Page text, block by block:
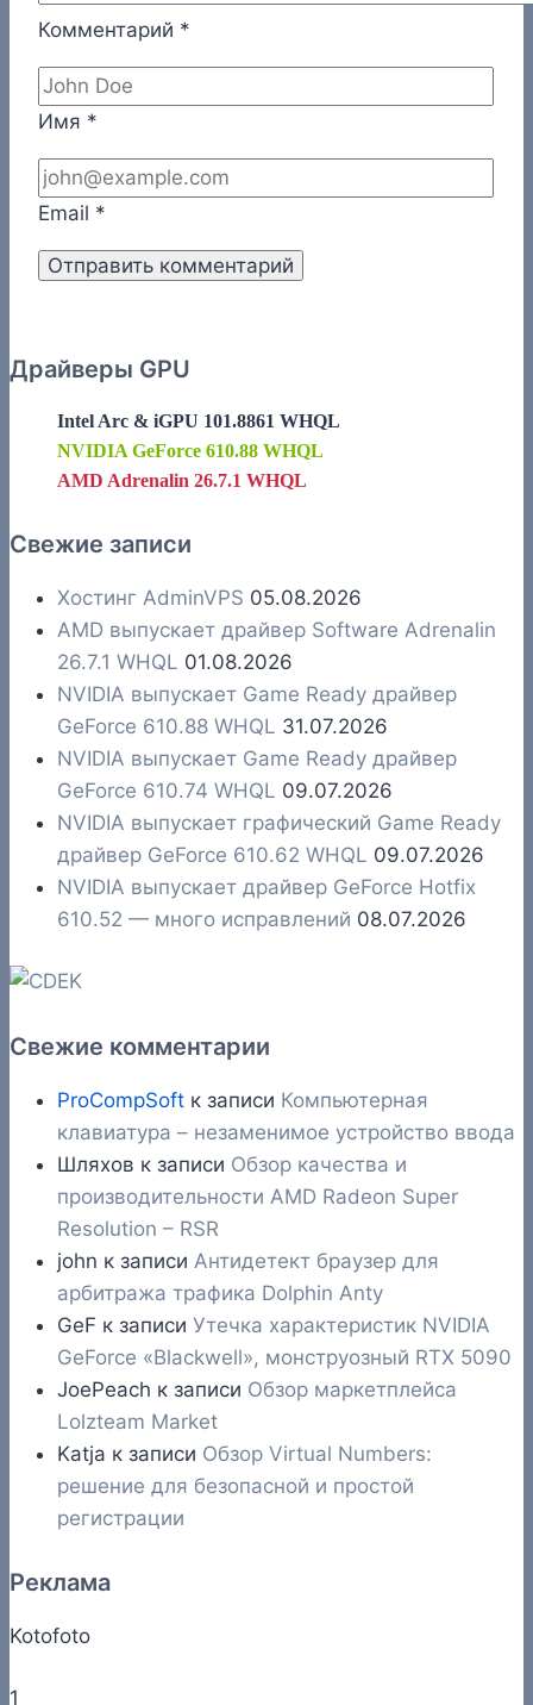
Комментарий *
Имя *
Email *
Драйверы GPU
Intel Arc & iGPU 101.8861 WHQL
NVIDIA GeForce 610.88 WHQL
AMD Adrenalin 26.7.1 WHQL
Свежие записи
Хостинг AdminVPS 05.08.2026
AMD выпускает драйвер Software Adrenalin
26.7.1 WHQL 01.08.2026
NVIDIA выпускает Game Ready драйвер
GeForce 610.88 WHQL 31.07.2026
NVIDIA выпускает Game Ready драйвер
GeForce 610.74 WHQL 09.07.2026
NVIDIA выпускает графический Game Ready
драйвер GeForce 610.62 WHQL 09.07.2026
NVIDIA выпускает драйвер GeForce Hotfix
610.52 — много исправлений 08.07.2026
Свежие комментарии
ProCompSoft к записи Компьютерная
клавиатура – незаменимое устройство ввода
Шляхов к записи Обзор качества и
производительности AMD Radeon Super
Resolution – RSR
john к записи Антидетект браузер для
арбитража трафика Dolphin Anty
GeF к записи Утечка характеристик NVIDIA
GeForce «Blackwell», монструозный RTX 5090
JoePeach к записи Обзор маркетплейса
Lolzteam Market
Katja к записи Обзор Virtual Numbers:
решение для безопасной и простой
регистрации
Реклама
Kotofoto
1